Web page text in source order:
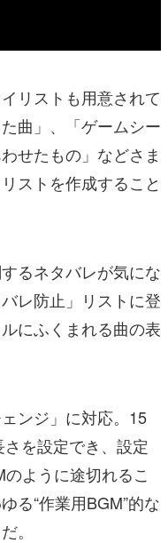
リストも用意されて
曲」、「ゲームシー
せたもの」などさま
ストを作成すること
るネタバレが気にな
レ防止」リストに登
にふくまれる曲の表
ンジ」に対応。15
を設定でき、設定
ように途切れるこ
る“作業用BGM”的な
。